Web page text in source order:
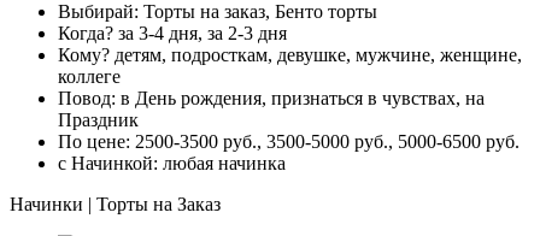
Выбирай: Торты на заказ, Бенто торты
Когда? за 3-4 дня, за 2-3 дня
Кому? детям, подросткам, девушке, мужчине, женщине,
коллеге
Повод: в День рождения, признаться в чувствах, на
Праздник
По цене: 2500-3500 руб., 3500-5000 руб., 5000-6500 руб.
с Начинкой: любая начинка
Начинки | Торты на Заказ